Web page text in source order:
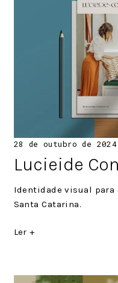
Posted
28 de outubro de 2024
Lucieide
Identidade visual para
Santa Catarina.
Ler +